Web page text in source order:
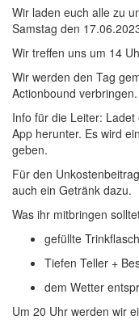
Wir laden euch alle zu
Samstag den
Wir treffen uns um 14
Wir werden den Tag
Actionbound verbringen.
Info für die Leiter:
App herunter. Es wird
geben.
Für den
auch ein Getränk dazu.
Was ihr mitbringen
gefüllte
Tiefen Teller +
dem Wetter
Um 20 Uhr werden wir